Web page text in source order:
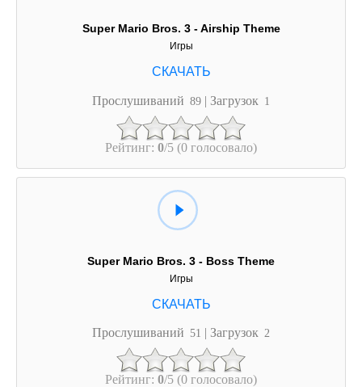
Super Mario Bros. 3 - Airship Theme
Игры
Прослушиваний 89 | Загрузок 1
Рейтинг: 0/5 (0 голосовало)
Super Mario Bros. 3 - Boss Theme
Игры
Прослушиваний 51 | Загрузок 2
Рейтинг: 0/5 (0 голосовало)